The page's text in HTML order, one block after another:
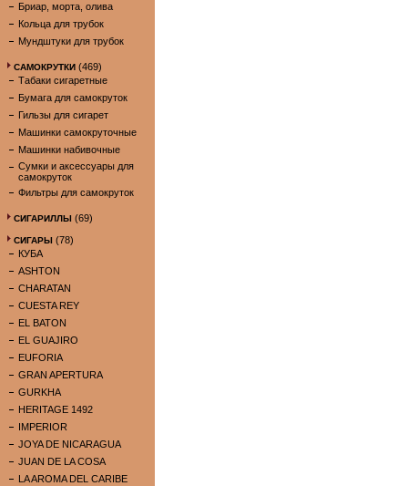
Бриар, морта, олива
Кольца для трубок
Мундштуки для трубок
САМОКРУТКИ (469)
Табаки сигаретные
Бумага для самокруток
Гильзы для сигарет
Машинки самокруточные
Машинки набивочные
Сумки и аксессуары для
самокруток
Фильтры для самокруток
СИГАРИЛЛЫ (69)
СИГАРЫ (78)
КУБА
ASHTON
CHARATAN
CUESTA REY
EL BATON
EL GUAJIRO
EUFORIA
GRAN APERTURA
GURKHA
HERITAGE 1492
IMPERIOR
JOYA DE NICARAGUA
JUAN DE LA COSA
LA AROMA DEL CARIBE